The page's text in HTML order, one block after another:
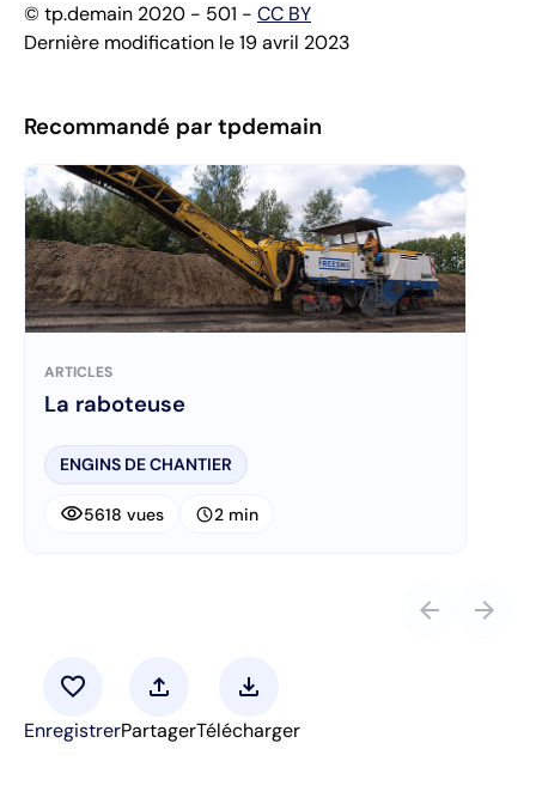
© tp.demain 2020 - 501 - CC BY
Dernière modification le 19 avril 2023
Recommandé par tpdemain
ARTICLES
La raboteuse
ENGINS DE CHANTIER
visibility5618 vues schedule2 min
arrow_back arrow_forward
favorite
Enregistrer
upload
Partager
download
Télécharger